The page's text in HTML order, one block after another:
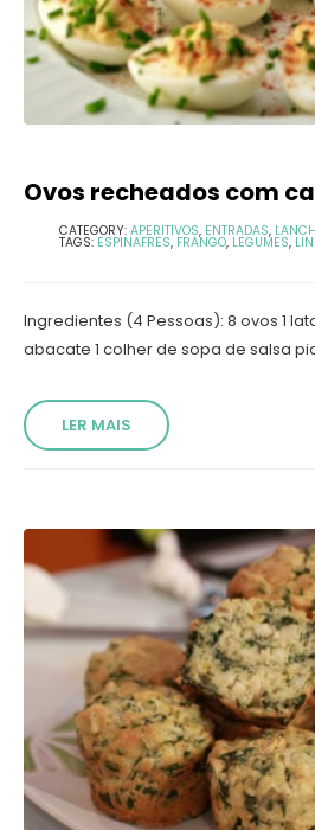
Ovos recheados com
CATEGORY: APERITIVOS, ENTRADAS,
TAGS: ESPINAFRES, FRANGO, LEGUMES,
Ingredientes (4 Pessoas): 8 ovos 1
abacate 1 colher de sopa de salsa
LER MAIS